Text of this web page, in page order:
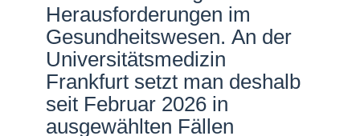
Herausforderungen im
Gesundheitswesen. An der
Universitätsmedizin
Frankfurt setzt man deshalb
seit Februar 2026 in
ausgewählten Fällen